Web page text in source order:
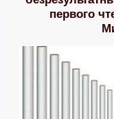
первого